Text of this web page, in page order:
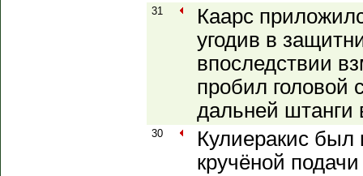
31
Каарс
угодив в
впоследствии
пробил головой
дальней штанги
30
Кулиеракис
кручёной